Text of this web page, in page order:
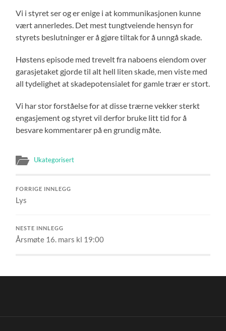
Vi i styret ser og er enige i at kommunikasjonen kunne
vært annerledes. Det mest tungtveiende hensyn for
styrets beslutninger er å gjøre tiltak for å unngå skade.
Høstens episode med trevelt fra naboens eiendom over
garasjetaket gjorde til alt hell liten skade, men viste med
all tydelighet at skadepotensialet for gamle trær er stort.
Vi har stor forståelse for at disse trærne vekker sterkt
engasjement og styret vil derfor bruke litt tid for å
besvare kommentarer på en grundig måte.
Ukategorisert
FORRIGE INNLEGG
Lys
NESTE INNLEGG
Årsmøte 16. mars kl 19:00